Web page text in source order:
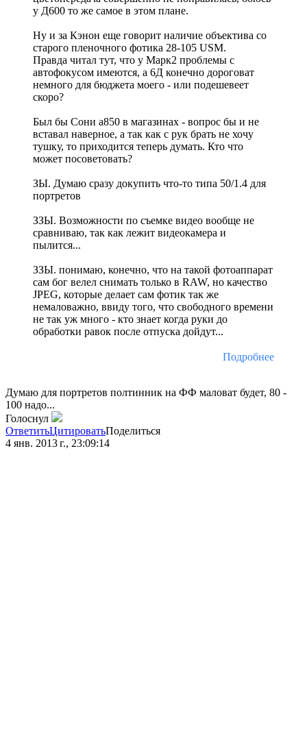
у Д600 то же самое в этом плане.
Ну и за Кэнон еще говорит наличие объектива со
старого пленочного фотика 28-105 USM.
Правда читал тут, что у Марк2 проблемы с
автофокусом имеются, а 6Д конечно дороговат
немного для бюджета моего - или подешевеет
скоро?
Был бы Сони а850 в магазинах - вопрос бы и не
вставал наверное, а так как с рук брать не хочу
тушку, то приходится теперь думать. Кто что
может посоветовать?
ЗЫ. Думаю сразу докупить что-то типа 50/1.4 для
портретов
ЗЗЫ. Возможности по съемке видео вообще не
сравниваю, так как лежит видеокамера и
пылится...
ЗЗЫ. понимаю, конечно, что на такой фотоаппарат
сам бог велел снимать только в RAW, но качество
JPEG, которые делает сам фотик так же
немаловажно, ввиду того, что свободного времени
не так уж много - кто знает когда руки до
обработки равок после отпуска дойдут...
Подробнее
Думаю для портретов полтинник на ФФ маловат будет, 80 -
100 надо...
Голоснул
ОтветитьЦитироватьПоделиться
4 янв. 2013 г., 23:09:14